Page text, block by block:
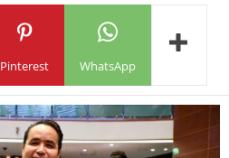
Pinterest WhatsApp